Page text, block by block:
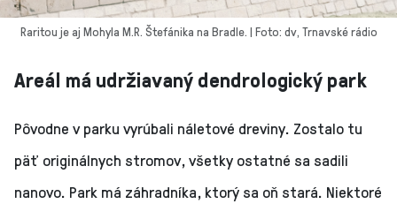
Raritou je aj Mohyla M.R. Štefánika na Bradle. | Foto: dv, Trnavské rádio
Areál má udržiavaný dendrologický park
Pôvodne v parku vyrúbali náletové dreviny. Zostalo tu
päť originálnych stromov, všetky ostatné sa sadili
nanovo. Park má záhradníka, ktorý sa oň stará. Niektoré